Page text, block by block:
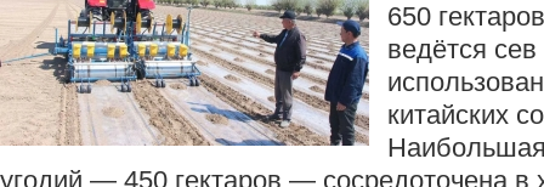
650
ведётся
китайских
Наибольшая
угодий — 450 гектаров — сосредоточена в